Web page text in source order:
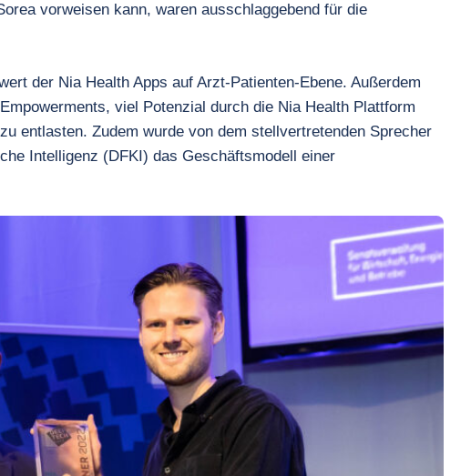
vorweisen kann, waren ausschlaggebend für die
der Nia Health Apps auf Arzt-Patienten-Ebene. Außerdem
viel Potenzial durch die Nia Health Plattform
entlasten. Zudem wurde von dem stellvertretenden Sprecher
Intelligenz (DFKI) das Geschäftsmodell einer